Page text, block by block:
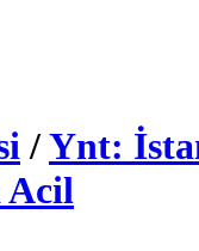
/Ynt:
Acil